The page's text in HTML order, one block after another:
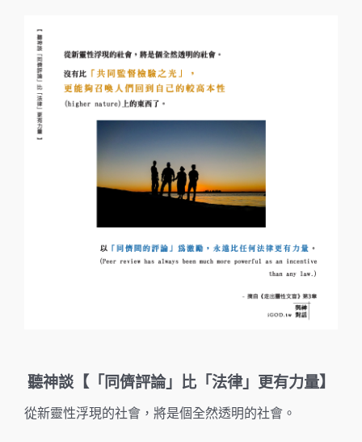
Li
n
k
o
ok
er
h
at
聽神談【「同儕評論」比「法律」更有力量】
從新靈性浮現的社會，將是個全然透明的社會。